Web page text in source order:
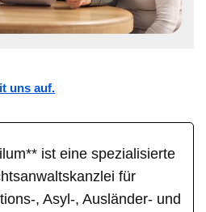
uns auf.
ist eine spezialisierte
für
, Asyl-, Ausländer- und